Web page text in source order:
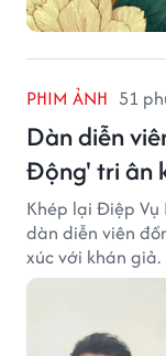
PHIM ẢNH 51
Dàn diễn
Động' tri ân
Khép lại Điệp Vụ
dàn diễn viên
xúc với khán giả.